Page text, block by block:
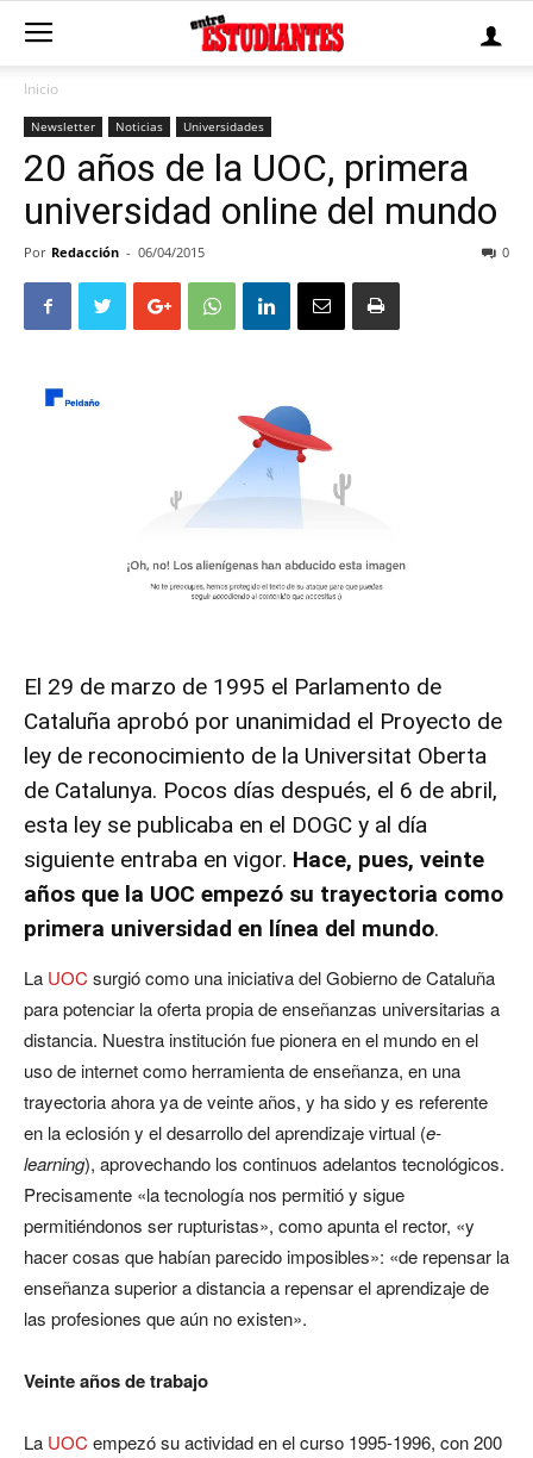
Inicio
Newsletter Noticias Universidades
20 años de la UOC, primera
universidad online del mundo
Por Redacción - 06/04/2015 0
El 29 de marzo de 1995 el Parlamento de
Cataluña aprobó por unanimidad el Proyecto de
ley de reconocimiento de la Universitat Oberta
de Catalunya. Pocos días después, el 6 de abril,
esta ley se publicaba en el DOGC y al día
siguiente entraba en vigor. Hace, pues, veinte
años que la UOC empezó su trayectoria como
primera universidad en línea del mundo.
La UOC surgió como una iniciativa del Gobierno de Cataluña
para potenciar la oferta propia de enseñanzas universitarias a
distancia. Nuestra institución fue pionera en el mundo en el
uso de internet como herramienta de enseñanza, en una
trayectoria ahora ya de veinte años, y ha sido y es referente
en la eclosión y el desarrollo del aprendizaje virtual (e-
learning), aprovechando los continuos adelantos tecnológicos.
Precisamente «la tecnología nos permitió y sigue
permitiéndonos ser rupturistas», como apunta el rector, «y
hacer cosas que habían parecido imposibles»: «de repensar la
enseñanza superior a distancia a repensar el aprendizaje de
las profesiones que aún no existen».
Veinte años de trabajo
La UOC empezó su actividad en el curso 1995-1996, con 200